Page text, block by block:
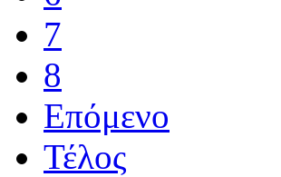
7
8
Επόμενο
Τέλος